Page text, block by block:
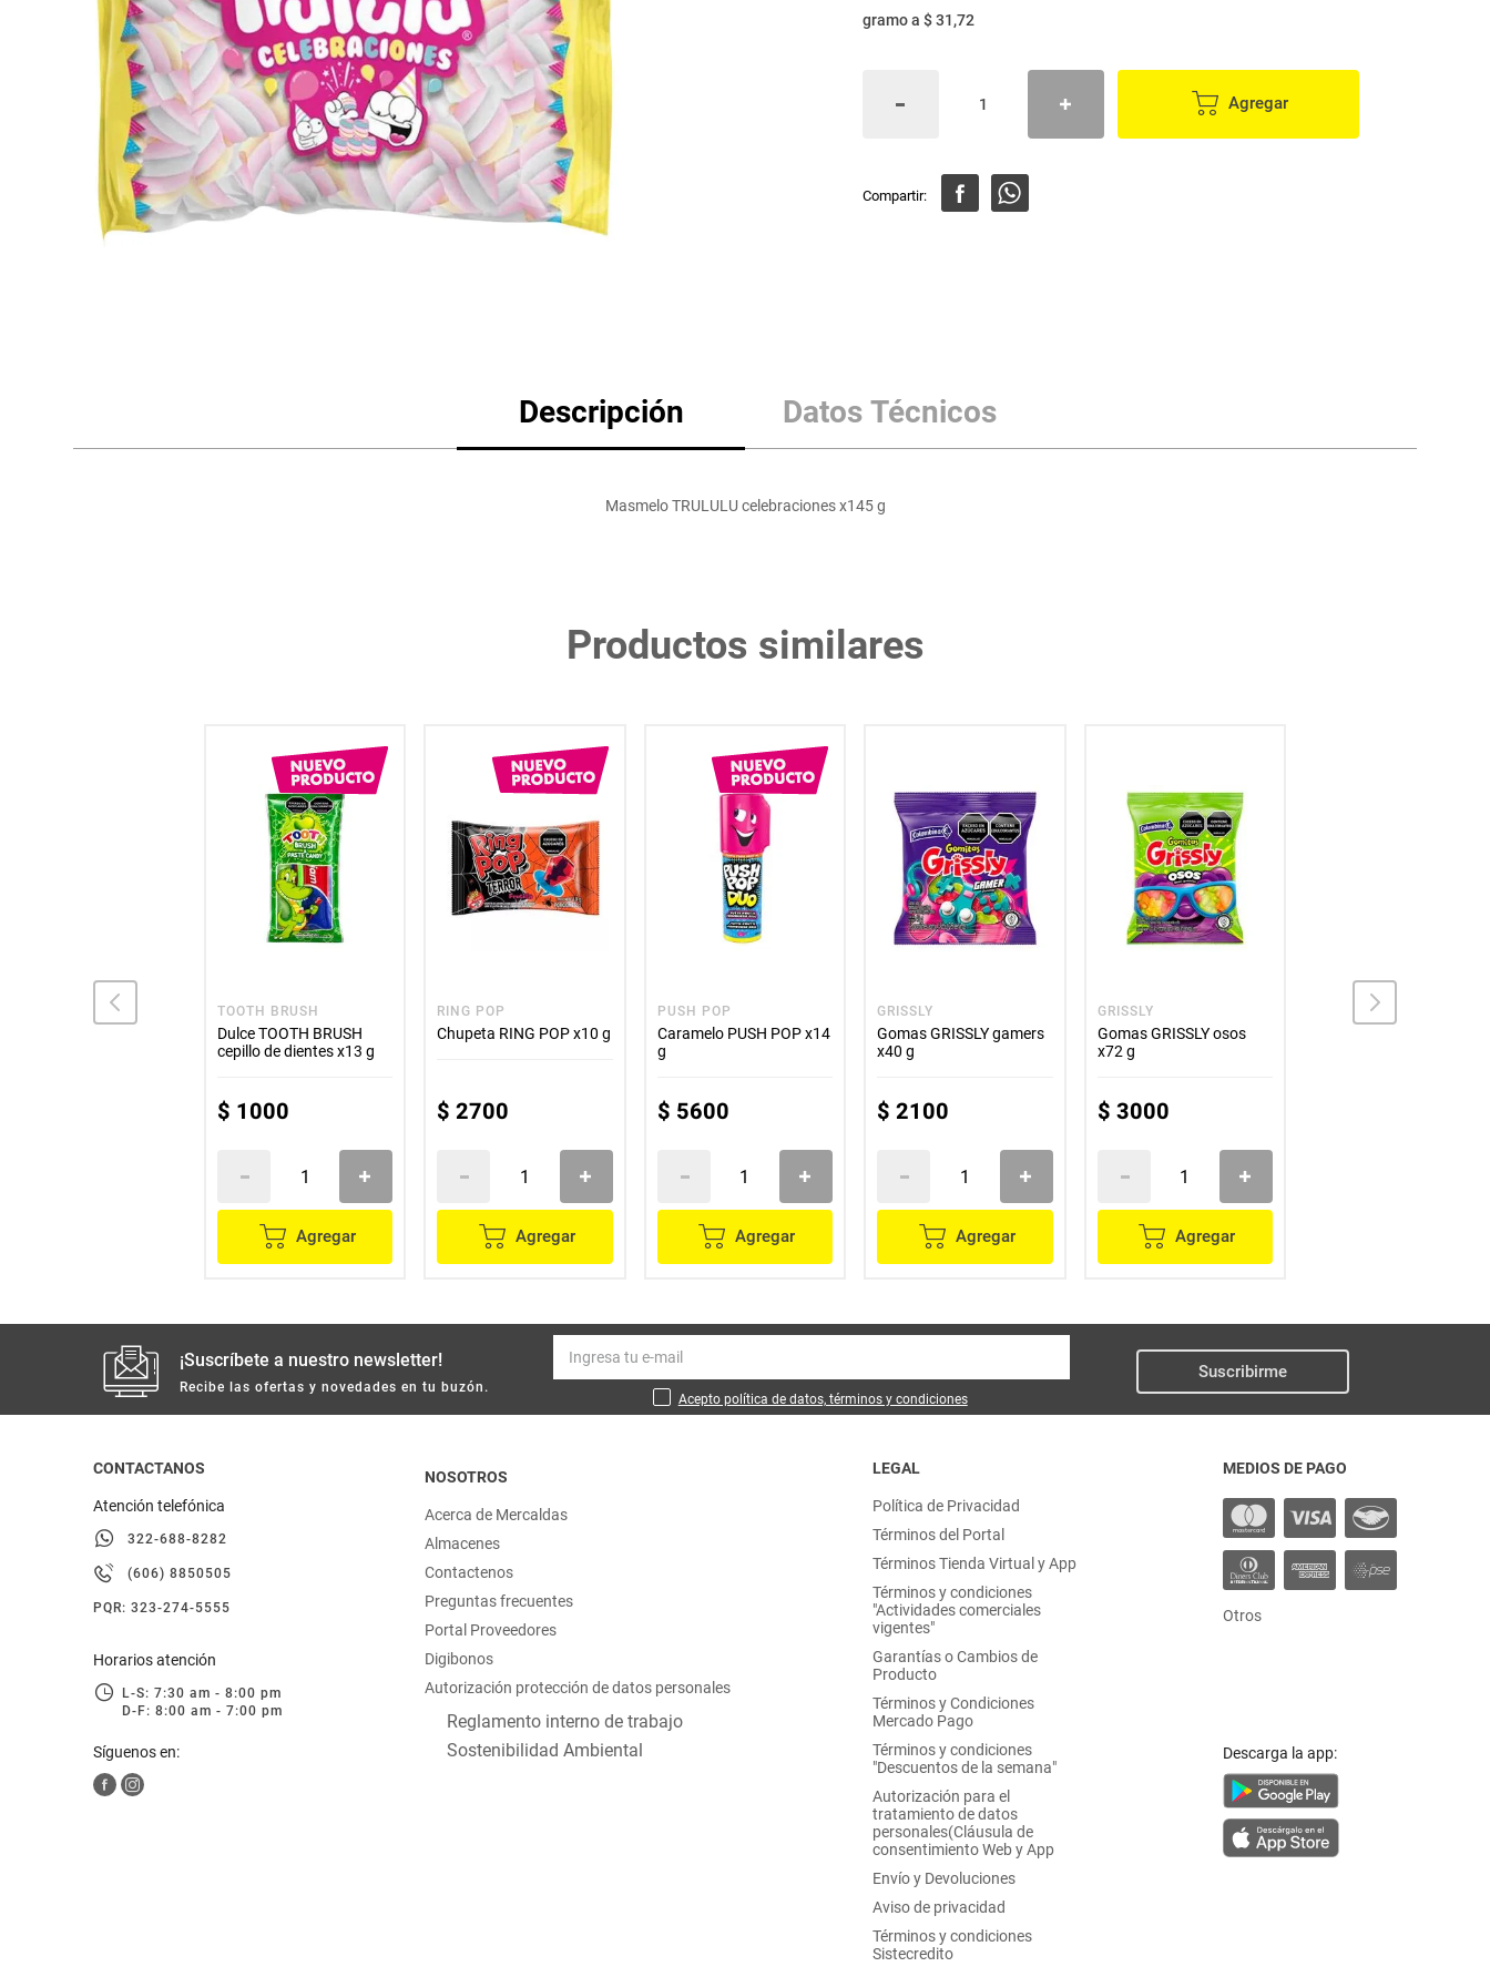
lácteos y refrigerados
vinos y licores
cuidado del bebé
otros
gramoa $ 31,72
Agregar
Descripción Datos Técnicos
Masmelo TRULULU celebraciones x145 g
Productos similares
TOOTH BRUSH
Dulce TOOTH BRUSH
cepillo de dientes x13 g
$ 1000
Agregar
RING POP
Chupeta RING POP x10 g
$ 2700
Agregar
PUSH POP
Caramelo PUSH POP x14
g
$ 5600
Agregar
GRISSLY
Gomas GRISSLY gamers
x40 g
$ 2100
Agregar
GRISSLY
Gomas GRISSLY osos
x72 g
$ 3000
Agregar
¡Suscríbete a nuestro newsletter!
Recibe las ofertas y novedades en tu buzón.
Acepto política de datos, términos y condiciones
Suscribirme
CONTACTANOS
Atención telefónica
322-688-8282
(606) 8850505
PQR: 323-274-5555
Horarios atención
L-S: 7:30 am - 8:00 pm
D-F: 8:00 am - 7:00 pm
Síguenos en:
NOSOTROS
Acerca de Mercaldas
Almacenes
Contactenos
Preguntas frecuentes
Portal Proveedores
Digibonos
Autorización protección de datos personales
Reglamento interno de trabajo
Sostenibilidad Ambiental
LEGAL
Política de Privacidad
Términos del Portal
Términos Tienda Virtual y App
Términos y condiciones
"Actividades comerciales
vigentes"
Garantías o Cambios de
Producto
Términos y Condiciones
Mercado Pago
Términos y condiciones
"Descuentos de la semana"
Autorización para el
tratamiento de datos
personales(Cláusula de
consentimiento Web y App
Envío y Devoluciones
Aviso de privacidad
Términos y condiciones
Sistecredito
MEDIOS DE PAGO
Otros
Descarga la app:
Mantequilla